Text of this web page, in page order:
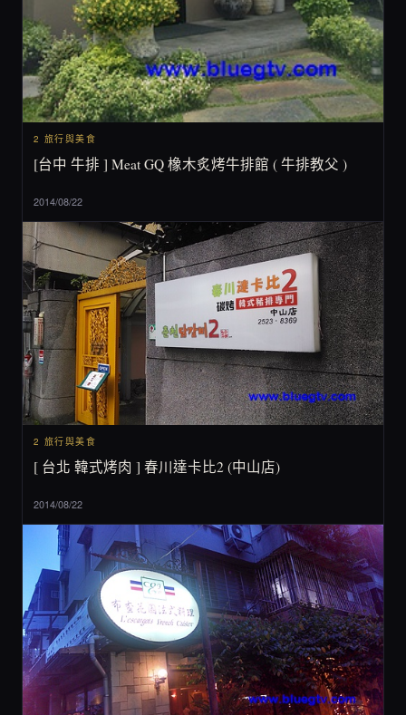
2 旅行與美食
[台中 牛排 ] Meat GQ 橡木炙烤牛排館 ( 牛排教父 )
2014/08/22
2 旅行與美食
[ 台北 韓式烤肉 ] 春川達卡比2 (中山店)
2014/08/22